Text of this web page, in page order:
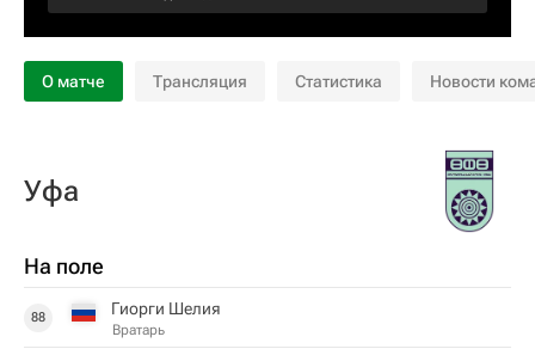
О матче Трансляция Статистика Новости
Уфа
На поле
88 Гиорги Шелия
Вратарь